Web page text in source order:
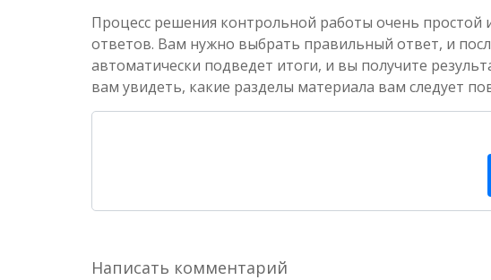
Процесс решения контрольной работы очень
ответов. Вам нужно выбрать правильный ответ, и
автоматически подведет итоги, и вы получите
вам увидеть, какие разделы материала вам следует
Написать комментарий